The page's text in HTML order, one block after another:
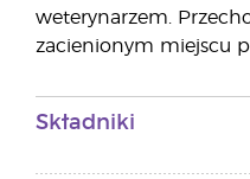
weterynarzem.
zacienionym miejscu
Składniki